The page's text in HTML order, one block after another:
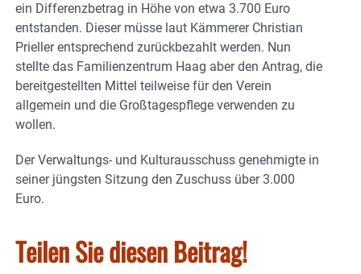
ein Differenzbetrag in Höhe von etwa 3.700 Euro
entstanden. Dieser müsse laut Kämmerer Christian
Prieller entsprechend zurückbezahlt werden. Nun
stellte das Familienzentrum Haag aber den Antrag, die
bereitgestellten Mittel teilweise für den Verein
allgemein und die Großtagespflege verwenden zu
wollen.
Der Verwaltungs- und Kulturausschuss genehmigte in
seiner jüngsten Sitzung den Zuschuss über 3.000
Euro.
Teilen Sie diesen Beitrag!